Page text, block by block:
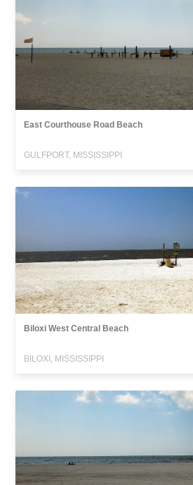
East Courthouse Road Beach
GULFPORT, MISSISSIPPI
Biloxi West Central Beach
BILOXI, MISSISSIPPI